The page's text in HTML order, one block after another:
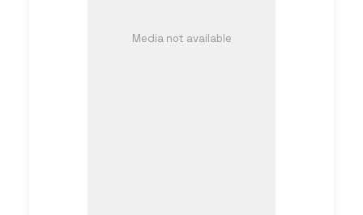
Media not available